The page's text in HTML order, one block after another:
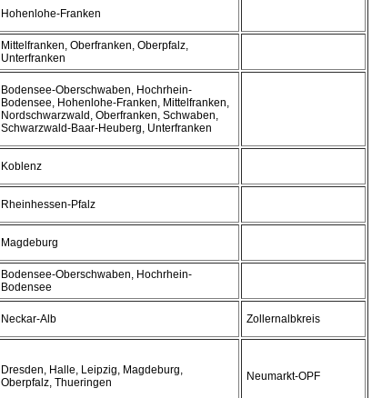
Hohenlohe-Franken
Mittelfranken, Oberfranken, Oberpfalz,
Unterfranken
Bodensee-Oberschwaben, Hochrhein-
Bodensee, Hohenlohe-Franken, Mittelfranken,
Nordschwarzwald, Oberfranken, Schwaben,
Schwarzwald-Baar-Heuberg, Unterfranken
Koblenz
Rheinhessen-Pfalz
Magdeburg
Bodensee-Oberschwaben, Hochrhein-
Bodensee
Neckar-Alb Zollernalbkreis
Dresden, Halle, Leipzig, Magdeburg,
Oberpfalz, Thueringen
Neumarkt-OPF